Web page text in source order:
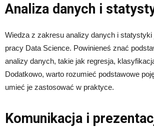
Analiza danych i
Wiedza z zakresu analizy danych i
pracy Data Science. Powinieneś znać
analizy danych, takie jak regresja,
Dodatkowo, warto rozumieć podstawowe
umieć je zastosować w praktyce.
Komunikacja i